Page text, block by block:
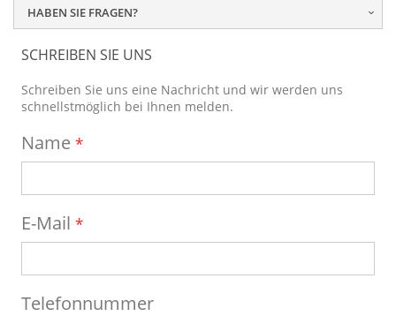
HABEN SIE FRAGEN?
SCHREIBEN SIE UNS
Schreiben Sie uns eine Nachricht und wir werden uns
schnellstmöglich bei Ihnen melden.
Name
E-Mail
Telefonnummer